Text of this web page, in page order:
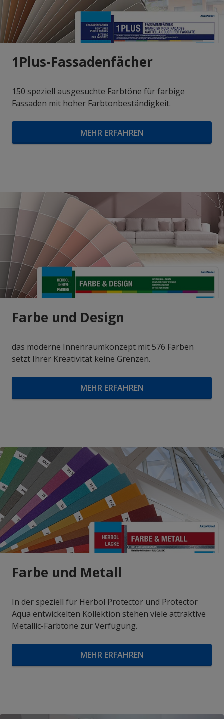
1Plus-Fassadenfächer
150 speziell ausgesuchte Farbtöne für farbige
Fassaden mit hoher Farbtonbeständigkeit.
MEHR ERFAHREN
Farbe und Design
das moderne Innenraumkonzept mit 576 Farben
setzt Ihrer Kreativität keine Grenzen.
MEHR ERFAHREN
Farbe und Metall
In der speziell für Herbol Protector und Protector
Aqua entwickelten Kollektion stehen viele attraktive
Metallic-Farbtöne zur Verfügung.
MEHR ERFAHREN